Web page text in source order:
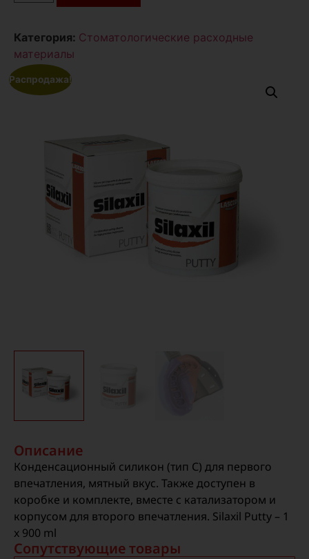
Распродажа!
Категория: Стоматологические расходные
материалы
Описание
Конденсационный силикон (тип С) для первого
впечатления, мятный вкус. Также доступен в
коробке и комплекте, вместе с катализатором и
корпусом для второго впечатления. Silaxil Putty – 1
x 900 ml
Сопутствующие товары